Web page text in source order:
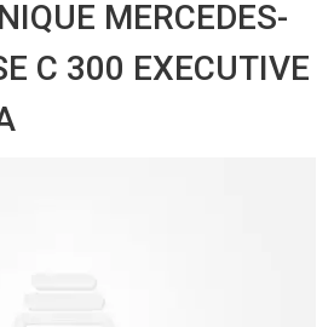
MERCEDES-
C 300 EXECUTIVE